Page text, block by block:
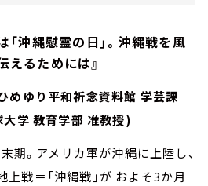
「沖縄慰霊の日」。沖縄戦を風
えるためには』
めゆり平和祈念資料館 学芸課
大学 教育学部 准教授)
期。アメリカ軍が沖縄に上陸し、
戦＝「沖縄戦」が およそ3か月